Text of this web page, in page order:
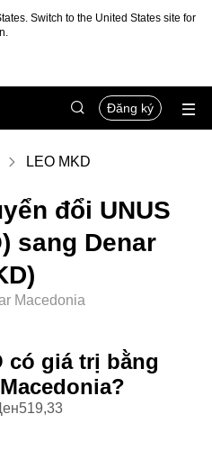
Switch to the United States site for
Đăng ký
LEO MKD
đổi UNUS
sang Denar
Macedonia
có giá trị bằng